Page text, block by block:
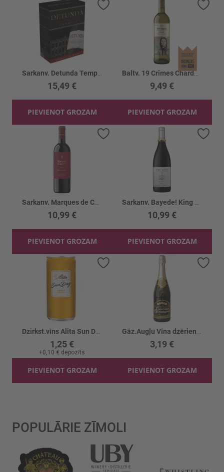
15,49 €
PIEVIENOT GROZAM
Baltv. 19 Crimes Chardonnay 13%
9,49 €
PIEVIENOT GROZAM
10,99 €
PIEVIENOT GROZAM
10,99 €
PIEVIENOT GROZAM
1,25 €
+0,10 € depozīts
PIEVIENOT GROZAM
Pievienot vēlmju sarakstam
3,19 €
PIEVIENOT GROZAM
POPULĀRIE ZĪMOLI